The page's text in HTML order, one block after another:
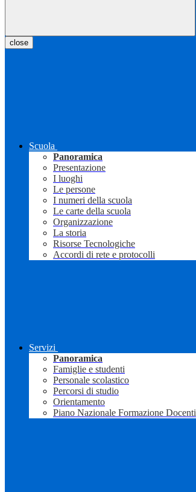
close
Scuola
Panoramica
Presentazione
I luoghi
Le persone
I numeri della scuola
Le carte della scuola
Organizzazione
La storia
Risorse Tecnologiche
Accordi di rete e protocolli
Servizi
Panoramica
Famiglie e studenti
Personale scolastico
Percorsi di studio
Orientamento
Piano Nazionale Formazione Docenti